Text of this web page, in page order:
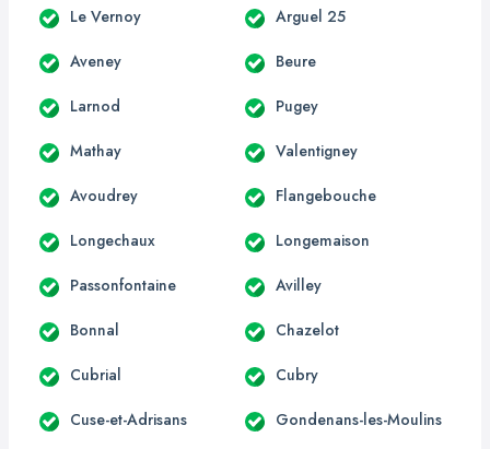
Le Vernoy Arguel 25
Aveney Beure
Larnod Pugey
Mathay Valentigney
Avoudrey Flangebouche
Longechaux Longemaison
Passonfontaine Avilley
Bonnal Chazelot
Cubrial Cubry
Cuse-et-Adrisans Gondenans-les-Moulins